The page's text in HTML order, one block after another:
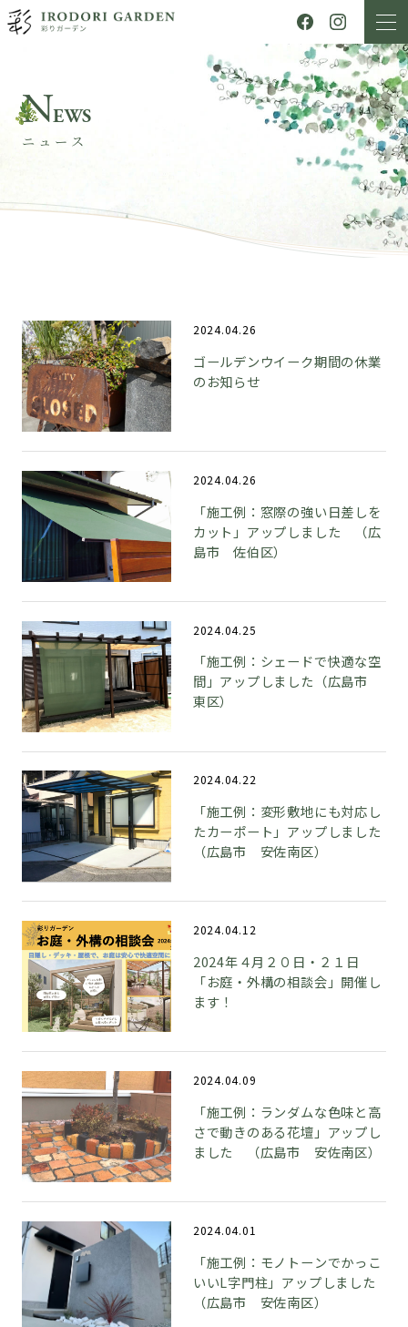
NEWS
ニュース
2024.04.26
ゴールデンウイーク期間の休業
のお知らせ
2024.04.26
「施工例：窓際の強い日差しを
カット」アップしました （広
島市 佐伯区）
2024.04.25
「施工例：シェードで快適な空
間」アップしました（広島市
東区）
2024.04.22
「施工例：変形敷地にも対応し
たカーポート」アップしました
（広島市 安佐南区）
2024.04.12
2024年４月２０日・２１日
「お庭・外構の相談会」開催し
ます！
2024.04.09
「施工例：ランダムな色味と高
さで動きのある花壇」アップし
ました （広島市 安佐南区）
2024.04.01
「施工例：モノトーンでかっこ
いいL字門柱」アップしました
（広島市 安佐南区）